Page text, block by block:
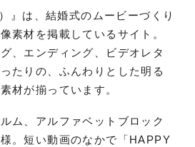
』は、結婚式のムービーづくり
素材を掲載しているサイト。
、エンディング、ビデオレタ
たりの、ふんわりとした明る
材が揃っています。
ム、アルファベットブロック
。短い動画のなかで「HAPPY